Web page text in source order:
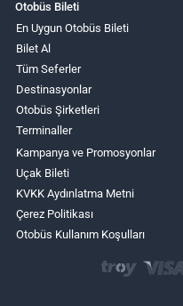
Otobüs Bileti
En Uygun Otobüs Bileti
Bilet Al
Tüm Seferler
Destinasyonlar
Otobüs Şirketleri
Terminaller
Kampanya ve Promosyonlar
Uçak Bileti
KVKK Aydınlatma Metni
Çerez Politikası
Otobüs Kullanım Koşulları